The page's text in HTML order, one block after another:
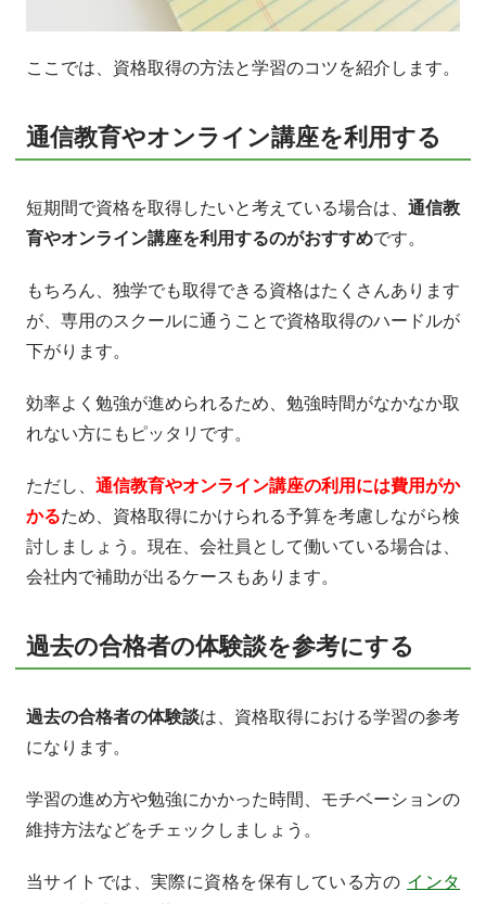
ここでは、資格取得の方法と学習のコツを紹介します。
通信教育やオンライン講座を利用する
短期間で資格を取得したいと考えている場合は、 通信教
育やオンライン講座を利用するのがおすすめです。
もちろん、独学でも取得できる資格はたくさんあります
が、専用のスクールに通うことで資格取得のハードルが
下がります。
効率よく勉強が進められるため、勉強時間がなかなか取
れない方にもピッタリです。
ただし、 通信教育やオンライン講座の利用には費用がか
かるため、資格取得にかけられる予算を考慮しながら検
討しましょう。現在、会社員として働いている場合は、
会社内で補助が出るケースもあります。
過去の合格者の体験談を参考にする
過去の合格者の体験談は、資格取得における学習の参考
になります。
学習の進め方や勉強にかかった時間、モチベーションの
維持方法などをチェックしましょう。
当サイトでは、実際に資格を保有している方の インタ